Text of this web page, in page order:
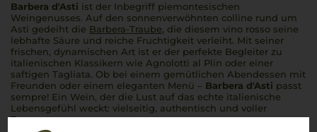
Barbera d'Asti ist der Inbegriff piemontesischen
Weingenusses. Auf den sonnenverwöhnten colline rund um
Asti gedeiht die Barbera-Traube, die diesem vino rosso seine
lebhafte Säure und reiche Fruchtigkeit verleiht. Mit seiner
frischen, dynamischen Art ist er der perfekte Begleiter zu
italienischen Klassikern wie Agnolotti al Plin oder einer
saftigen Tagliata. Ob bei einem gemütlichen Abendessen mit
Freunden oder einem eleganten Menü – Barbera d'Asti passt
sempre! Ein Wein, der die Lust auf das echte italienische
Lebensgefühl weckt: vielseitig, authentisch und voller
Temperament.